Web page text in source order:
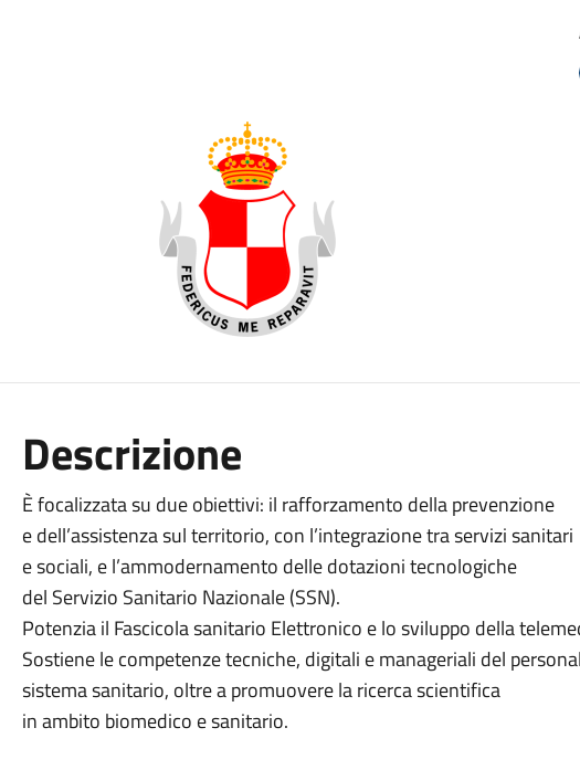
Descrizione
È focalizzata su due obiettivi: il rafforzamento della prevenzione
e dell’assistenza sul territorio, con l’integrazione tra servizi sanitari
e sociali, e l’ammodernamento delle dotazioni tecnologiche
del Servizio Sanitario Nazionale (SSN).
Potenzia il Fascicola sanitario Elettronico e lo sviluppo della
Sostiene le competenze tecniche, digitali e manageriali del
sistema sanitario, oltre a promuovere la ricerca scientifica
in ambito biomedico e sanitario.